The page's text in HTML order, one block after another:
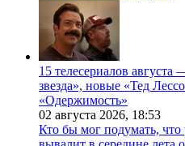
15 телесериалов
звезда», новые «Тед
«Одержимость»
02 августа 2026, 18:53
Кто бы мог подумать,